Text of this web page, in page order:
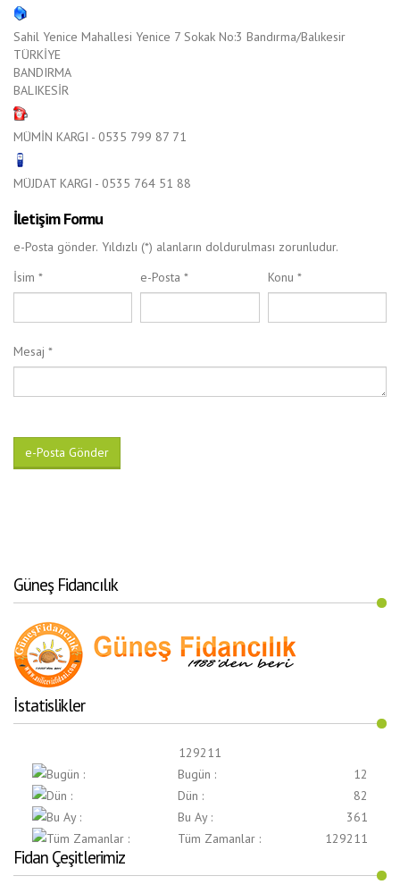
Sahil Yenice Mahallesi Yenice 7 Sokak No:3 Bandırma/Balıkesir
TÜRKİYE
BANDIRMA
BALIKESİR
MÜMİN KARGI - 0535 799 87 71
MÜJDAT KARGI - 0535 764 51 88
İletişim Formu
e-Posta gönder. Yıldızlı (*) alanların doldurulması zorunludur.
İsim * e-Posta * Konu *
Mesaj *
e-Posta Gönder
Güneş Fidancılık
İstatislikler
129211
Bugün :
12
Dün :
82
Bu Ay :
361
Tüm Zamanlar :
129211
Fidan Çeşitlerimiz